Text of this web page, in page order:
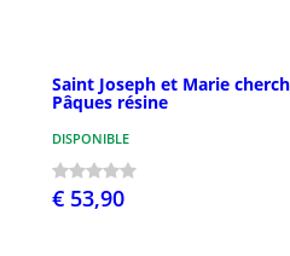
Saint Joseph et Marie
Pâques résine
DISPONIBLE
€ 53,90